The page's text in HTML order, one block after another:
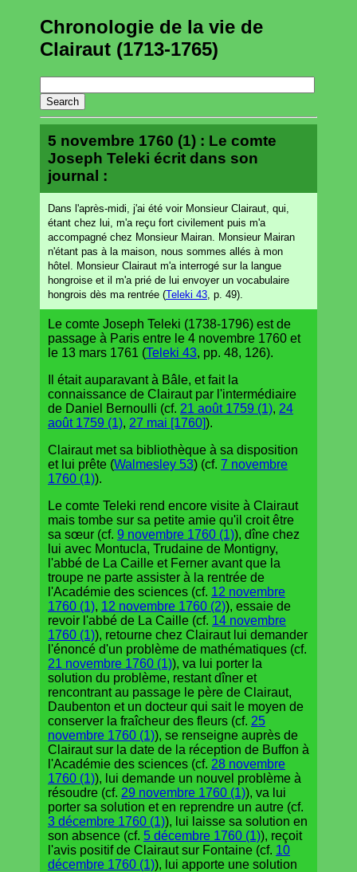
Chronologie de la vie de
Clairaut (1713-1765)
5 novembre 1760 (1) : Le comte
Joseph Teleki écrit dans son
journal :
Dans l'après-midi, j'ai été voir Monsieur Clairaut, qui,
étant chez lui, m'a reçu fort civilement puis m'a
accompagné chez Monsieur Mairan. Monsieur Mairan
n'étant pas à la maison, nous sommes allés à mon
hôtel. Monsieur Clairaut m'a interrogé sur la langue
hongroise et il m'a prié de lui envoyer un vocabulaire
hongrois dès ma rentrée (Teleki 43 , p. 49).
Le comte Joseph Teleki (1738-1796) est de
passage à Paris entre le 4 novembre 1760 et
le 13 mars 1761 (Teleki 43, pp. 48, 126).
Il était auparavant à Bâle, et fait la
connaissance de Clairaut par l'intermédiaire
de Daniel Bernoulli (cf. 21 août 1759 (1), 24
août 1759 (1), 27 mai [1760]).
Clairaut met sa bibliothèque à sa disposition
et lui prête (Walmesley 53) (cf. 7 novembre
1760 (1)).
Le comte Teleki rend encore visite à Clairaut
mais tombe sur sa petite amie qu'il croit être
sa sœur (cf. 9 novembre 1760 (1)), dîne chez
lui avec Montucla, Trudaine de Montigny,
l'abbé de La Caille et Ferner avant que la
troupe ne parte assister à la rentrée de
l'Académie des sciences (cf. 12 novembre
1760 (1), 12 novembre 1760 (2)), essaie de
revoir l'abbé de La Caille (cf. 14 novembre
1760 (1)), retourne chez Clairaut lui demander
l'énoncé d'un problème de mathématiques (cf.
21 novembre 1760 (1)), va lui porter la
solution du problème, restant dîner et
rencontrant au passage le père de Clairaut,
Daubenton et un docteur qui sait le moyen de
conserver la fraîcheur des fleurs (cf. 25
novembre 1760 (1)), se renseigne auprès de
Clairaut sur la date de la réception de Buffon à
l'Académie des sciences (cf. 28 novembre
1760 (1)), lui demande un nouvel problème à
résoudre (cf. 29 novembre 1760 (1)), va lui
porter sa solution et en reprendre un autre (cf.
3 décembre 1760 (1)), lui laisse sa solution en
son absence (cf. 5 décembre 1760 (1)), reçoit
l'avis positif de Clairaut sur Fontaine (cf. 10
décembre 1760 (1)), lui apporte une solution